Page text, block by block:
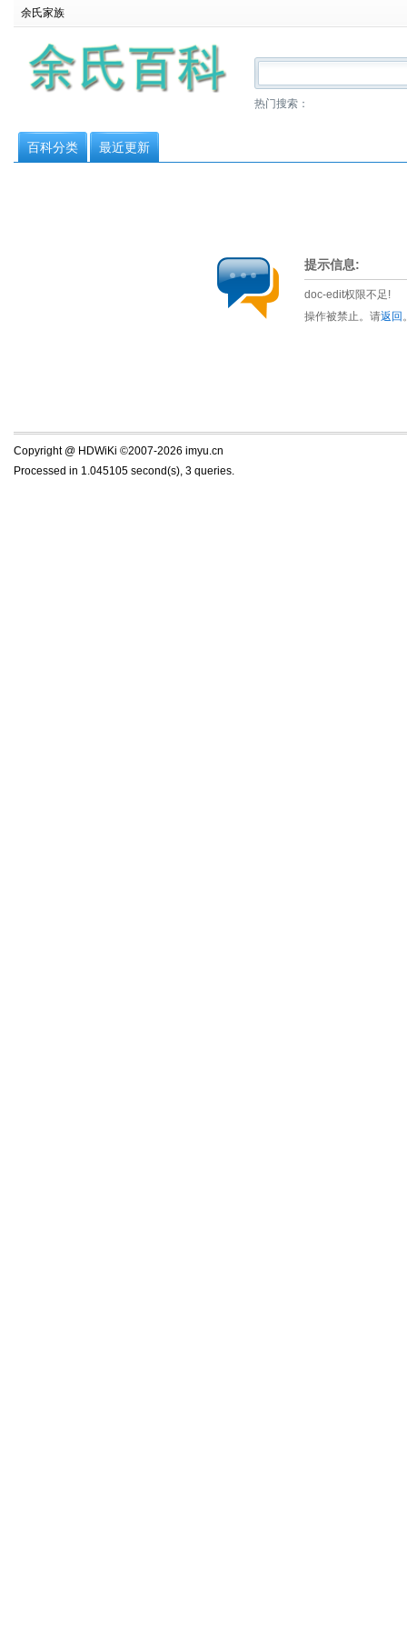
余氏家族
热门搜索：
百科分类 最近更新
提示信息:
doc-edit权限不足!
操作被禁止。请返回
Copyright @ HDWiKi ©2007-2026 imyu.cn
Processed in 1.045105 second(s), 3 queries.